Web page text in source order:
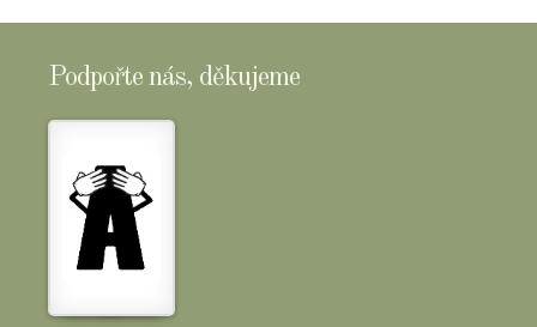
Podpořte nás, děkujeme